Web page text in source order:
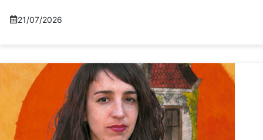
21/07/2026